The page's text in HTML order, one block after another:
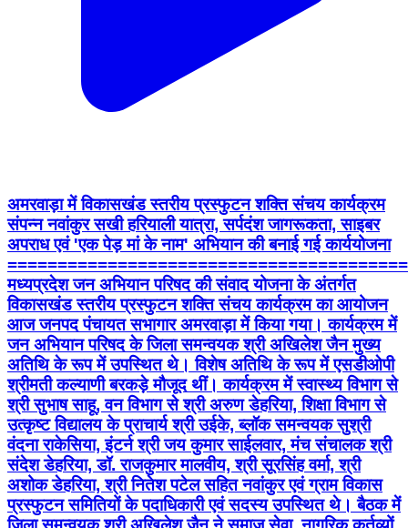
अमरवाड़ा में विकासखंड स्तरीय प्रस्फुटन शक्ति संचय कार्यक्रम
संपन्न नवांकुर सखी हरियाली यात्रा, सर्पदंश जागरूकता, साइबर
अपराध एवं 'एक पेड़ मां के नाम' अभियान की बनाई गई कार्ययोजना
मध्यप्रदेश जन अभियान परिषद की संवाद योजना के अंतर्गत
विकासखंड स्तरीय प्रस्फुटन शक्ति संचय कार्यक्रम का आयोजन
आज जनपद पंचायत सभागार अमरवाड़ा में किया गया। कार्यक्रम में
जन अभियान परिषद के जिला समन्वयक श्री अखिलेश जैन मुख्य
अतिथि के रूप में उपस्थित थे। विशेष अतिथि के रूप में एसडीओपी
श्रीमती कल्याणी बरकड़े मौजूद थीं। कार्यक्रम में स्वास्थ्य विभाग से
श्री सुभाष साहू, वन विभाग से श्री अरुण डेहरिया, शिक्षा विभाग से
उत्कृष्ट विद्यालय के प्राचार्य श्री उईके, ब्लॉक समन्वयक सुश्री
वंदना राकेसिया, इंटर्न श्री जय कुमार साईलवार, मंच संचालक श्री
संदेश डेहरिया, डॉ. राजकुमार मालवीय, श्री सूरसिंह वर्मा, श्री
अशोक डेहरिया, श्री नितेश पटेल सहित नवांकुर एवं ग्राम विकास
प्रस्फुटन समितियों के पदाधिकारी एवं सदस्य उपस्थित थे। बैठक में